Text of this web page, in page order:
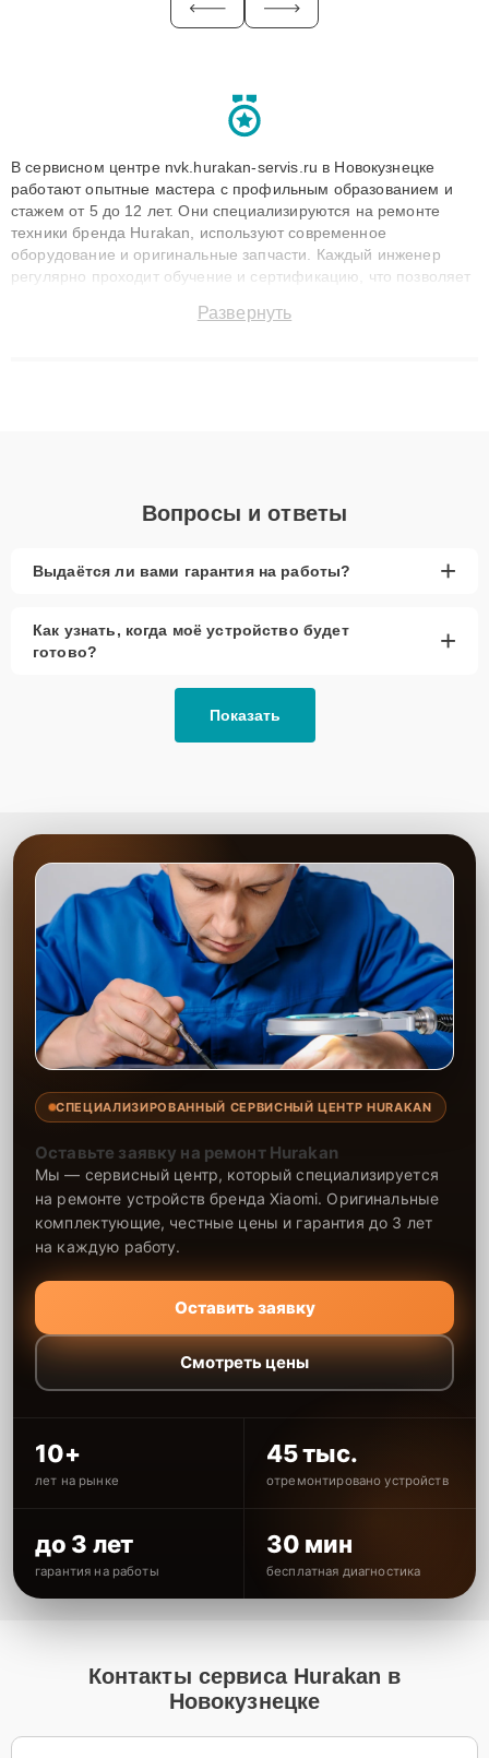
В сервисном центре nvk.hurakan-servis.ru в Новокузнецке
работают опытные мастера с профильным образованием и
стажем от 5 до 12 лет. Они специализируются на ремонте
техники бренда Hurakan, используют современное
оборудование и оригинальные запчасти. Каждый инженер
регулярно проходит обучение и сертификацию, что позволяет
технику с сохранением гарантии до 3 лет. Наши мастера
Развернуть
Вопросы и ответы
Выдаётся ли вами гарантия на работы? +
Как узнать, когда моё устройство будет
готово?
+
Показать
СПЕЦИАЛИЗИРОВАННЫЙ СЕРВИСНЫЙ ЦЕНТР HURAKAN
Оставьте заявку на ремонт Hurakan
Мы — сервисный центр, который специализируется
на ремонте устройств бренда Xiaomi. Оригинальные
комплектующие, честные цены и гарантия до 3 лет
на каждую работу.
Оставить заявку
Смотреть цены
10+
лет на рынке
45 тыс.
отремонтировано устройств
до 3 лет
гарантия на работы
30 мин
бесплатная диагностика
Контакты сервиса Hurakan в
Новокузнецке